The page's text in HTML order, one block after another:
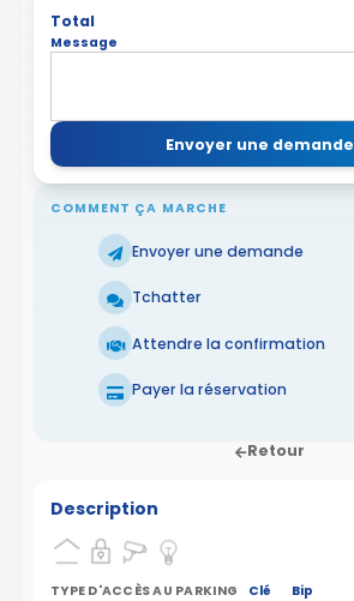
Total
Message
Envoyer une demande
COMMENT ÇA MARCHE
Envoyer une demande
Tchatter
Attendre la confirmation
Payer la réservation
Retour
Description
TYPE D'ACCÈS AU PARKING Clé Bip